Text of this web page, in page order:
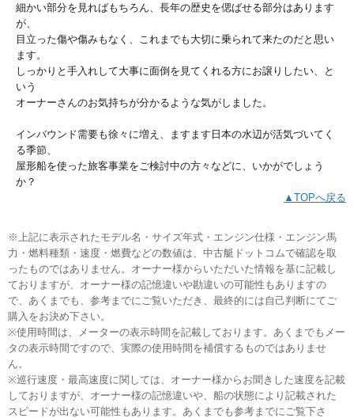
細かい部分を見ればもちろん、長年の歴史を偲ばせる部分はあります
が、
目立った傷や傷みもなく、これまでも大切に乗られて来たのだと思い
ます。
しっかりと手入れして大事に面倒を見てくれる方にお譲りしたい、と
いう
オーナーさんのお気持ちが分かるような気がしました。
インバウンド需要も徐々に増え、ますます日本の水辺が活気づいてく
る季節、
屋形船を使った旅客事業をご検討中の方々などに、いかがでしょう
か？
▲TOPへ戻る
※上記に表示されたモデル名・サイズ年式・エンジン仕様・エンジン馬
力・燃料種類・速度・燃費などの数値は、中古艇ドットコムで確認を取
ったものではありません。オーナー様からいただいた情報を基に記載し
ておりますが、オーナー様の記憶違いや勘違いの可能性もありますの
で、あくまでも、参考までにご覧いただき、最終的には自己判断にてご
購入をお決め下さい。
※使用時間は、メーターの表示時間を記載しております。あくまでもメー
タの表示時間ですので、実際の使用時間を補償するものではありませ
ん。
※巡行速度・最高速度に関しては、オーナー様からお聞きした速度を記載
しておりますが、オーナー様の記憶違いや、船の状態により記載された
スピードが出ない可能性もあります。あくまでも参考までにご覧下さ